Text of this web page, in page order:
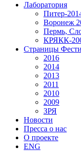
Лаборатория
Питер-
Воронеж
Пермь,
КРЯКК-
Страницы
2016
2014
2013
2011
2010
2009
ЗРЯ
Новости
Пресса о нас
О проекте
ENG